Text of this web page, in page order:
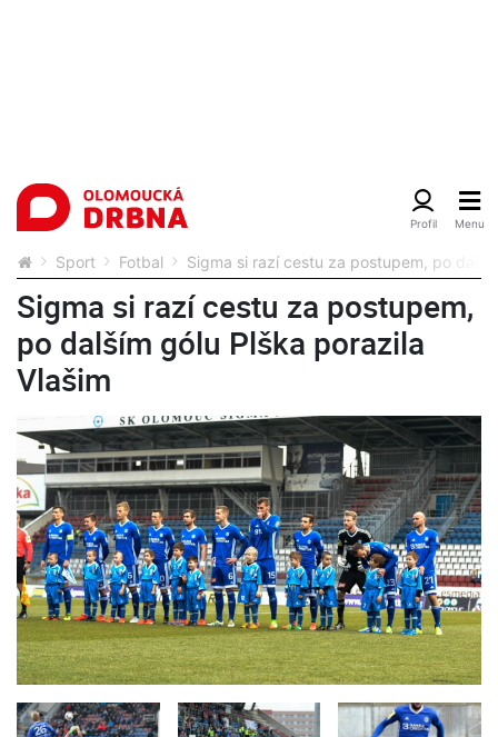
Sport Fotbal Sigma si razí cestu za postupem, po
Sigma si razí cestu za postupem,
po dalším gólu Plška porazila
Vlašim